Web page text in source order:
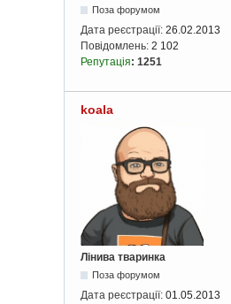
Поза форумом
Дата реєстрації: 26.02.2013
Повідомлень: 2 102
Репутація: 1251
koala
Лінива тваринка
Поза форумом
Дата реєстрації: 01.05.2013